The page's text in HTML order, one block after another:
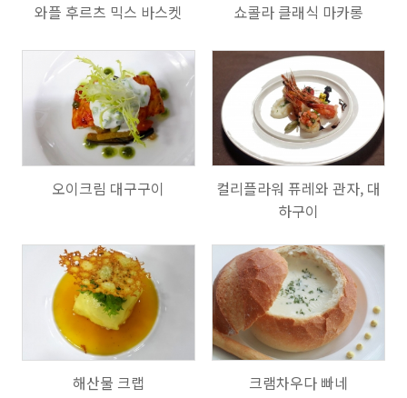
와플 후르츠 믹스 바스켓 쇼콜라 클래식 마카롱
801
오이크림 대구구이
1003
컬리플라워 퓨레와 관자, 대
하구이
694
해산물 크랩
755
크램차우다 빠네